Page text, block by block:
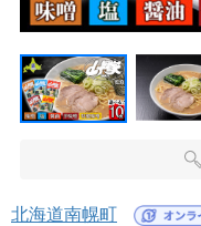
北海道南幌町